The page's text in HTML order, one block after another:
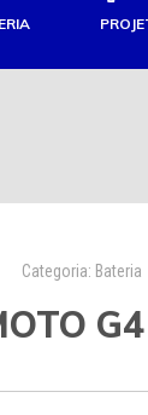
Categoria: Bateria